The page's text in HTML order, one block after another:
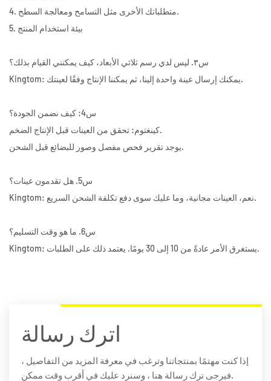
4. متطلباتك الأخرى مثل التسامح ومعالجة السطح.
5. بيئة استخدام المنتج
س٣. ليس لدي رسم ثلاثي الأبعاد، كيف يمكنني القيام بذلك؟
Kingtom: يمكنك إرسال عينة واحدة إلينا، ثم يمكننا الإنتاج وفقًا لعينتك.
س4: كيف نضمن الجودة؟
كينغتوم: تحقق من العينات قبل الإنتاج الضخم.
يوجد تقرير فحص مفصل وصور للبضائع قبل الشحن.
س5. هل تقدمون عينات؟
Kingtom: نعم، العينات مجانية، وما عليك سوى دفع تكلفة الشحن السريع.
س6. ما هو وقت التسليم؟
Kingtom: يستغرق الأمر عادةً من 10 إلى 30 يومًا. يعتمد ذلك على الطلبات.
اترك رسالة
إذا كنت مهتمًا بمنتجاتنا وترغب في معرفة المزيد من التفاصيل ،
فيرجى ترك رسالة هنا ، وسنرد عليك في أقرب وقت ممكن.